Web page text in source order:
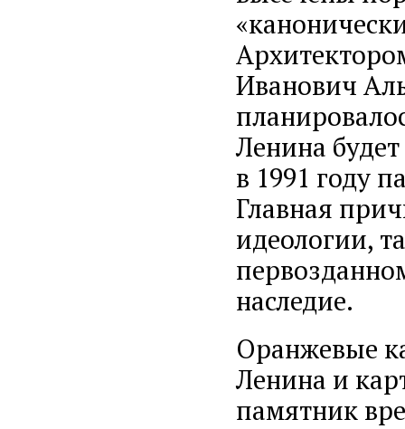
Иванович
Ленина
в 1991 году
Главная
идеологии,
наследие.
Оранжевые
Ленина и
памятник